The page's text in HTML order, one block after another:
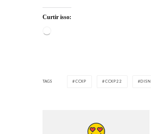
Curtir isso:
TAGS CCXP CCXP22